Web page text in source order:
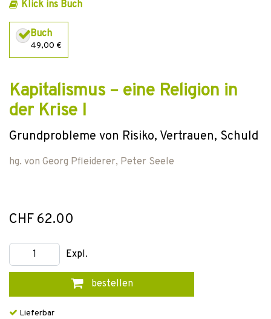
Klick ins Buch
Buch
49,00 €
Kapitalismus – eine Religion in
der Krise I
Grundprobleme von Risiko, Vertrauen, Schuld
hg. von Georg Pfleiderer, Peter Seele
CHF 62.00
Expl.
bestellen
Lieferbar